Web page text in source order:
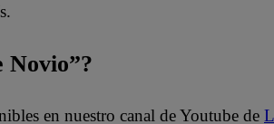
Novio”?
en nuestro canal de Youtube de